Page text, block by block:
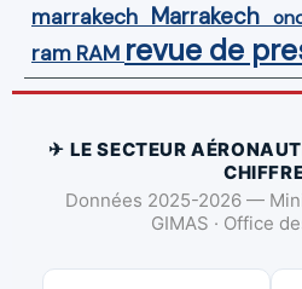
marrakech Marrakech
ram RAM revue de
✈ LE SECTEUR
Données 2025-2026 —
GIMAS · Office